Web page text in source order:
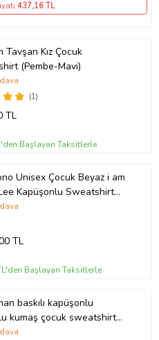
437,16 TL
Tavşan Kız Çocuk
(Pembe-Mavi)
(1)
TL
Başlayan Taksitlerle
Unisex Çocuk Beyaz i am
Kapüşonlu Sweatshirt
TL
Başlayan Taksitlerle
baskılı kapüşonlu
kumaş çocuk sweatshirt